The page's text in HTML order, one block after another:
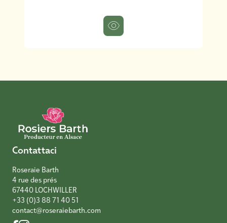
Contattaci
Roseraie Barth
4 rue des prés
67440 LOCHWILLER
+33 (0)3 88 71 40 51
contact@roseraiebarth.com